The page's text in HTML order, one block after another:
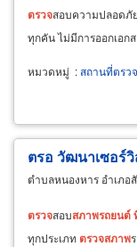
ตรวจสอบความปลอดภั
ทุกคัน ไม่มีการออกเอก
หมวดหมู่ :สถานที่ตรว
ตรอ วัฒนาเซอร์
ตำบลหนองหาร อำเภอ
ตรวจสอบสภาพรถยนต์
ทุกประเภท ตรวจสภาพ